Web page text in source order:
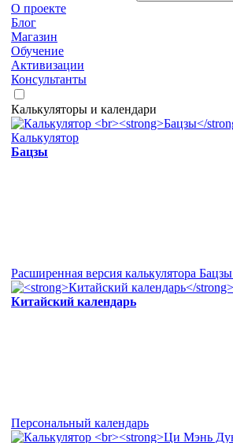
О проекте
Блог
Магазин
Обучение
Активизации
Консультанты
Калькуляторы и календари
Калькулятор
Бацзы
Расширенная версия калькулятора Бацзы
Китайский календарь
Персональный календарь